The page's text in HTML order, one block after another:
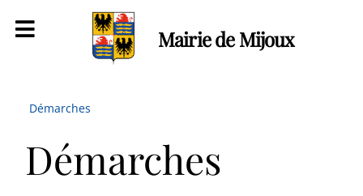
Mairie de Mijoux
Démarches
Démarches